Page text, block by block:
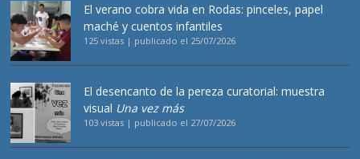
El verano cobra vida en Rodas: pinceles, papel
maché y cuentos infantiles
125 vistas | publicado el 25/07/2026
El desencanto de la pereza curatorial: muestra
visual Una vez más
103 vistas | publicado el 27/07/2026